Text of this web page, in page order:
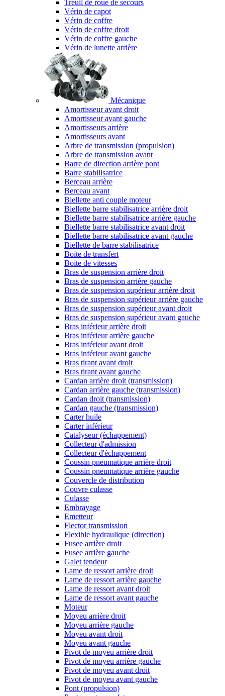
Treuil de roue de secours
Vérin de capot
Vérin de coffre
Vérin de coffre droit
Vérin de coffre gauche
Vérin de lunette arrière
Mécanique
Amortisseur avant droit
Amortisseur avant gauche
Amortisseurs arrière
Amortisseurs avant
Arbre de transmission (propulsion)
Arbre de transmission avant
Barre de direction arrière pont
Barre stabilisatrice
Berceau arrière
Berceau avant
Biellette anti couple moteur
Biellette barre stabilisatrice arrière droit
Biellette barre stabilisatrice arrière gauche
Biellette barre stabilisatrice avant droit
Biellette barre stabilisatrice avant gauche
Biellette de barre stabilisatrice
Boite de transfert
Boite de vitesses
Bras de suspension arrière droit
Bras de suspension arrière gauche
Bras de suspension supérieur arrière droit
Bras de suspension supérieur arrière gauche
Bras de suspension supérieur avant droit
Bras de suspension supérieur avant gauche
Bras inférieur arrière droit
Bras inférieur arrière gauche
Bras inférieur avant droit
Bras inférieur avant gauche
Bras tirant avant droit
Bras tirant avant gauche
Cardan arrière droit (transmission)
Cardan arrière gauche (transmission)
Cardan droit (transmission)
Cardan gauche (transmission)
Carter huile
Carter inférieur
Catalyseur (échappement)
Collecteur d'admission
Collecteur d'échappement
Coussin pneumatique arrière droit
Coussin pneumatique arrière gauche
Couvercle de distribution
Couvre culasse
Culasse
Embrayage
Emetteur
Flector transmission
Flexible hydraulique (direction)
Fusee arrière droit
Fusee arrière gauche
Galet tendeur
Lame de ressort arrière droit
Lame de ressort arrière gauche
Lame de ressort avant droit
Lame de ressort avant gauche
Moteur
Moyeu arrière droit
Moyeu arrière gauche
Moyeu avant droit
Moyeu avant gauche
Pivot de moyeu arrière droit
Pivot de moyeu arrière gauche
Pivot de moyeu avant droit
Pivot de moyeu avant gauche
Pont (propulsion)